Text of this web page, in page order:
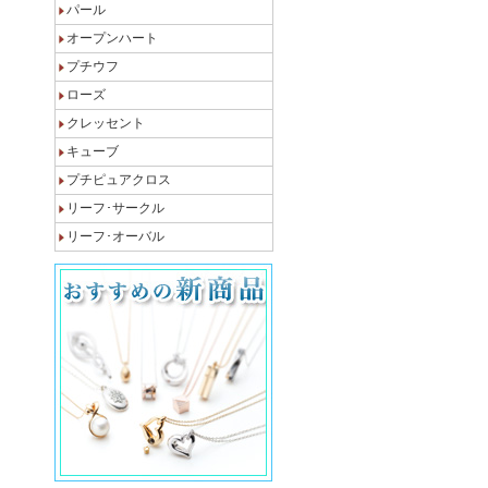
パール
オープンハート
プチウフ
ローズ
クレッセント
キューブ
プチピュアクロス
リーフ･サークル
リーフ･オーバル